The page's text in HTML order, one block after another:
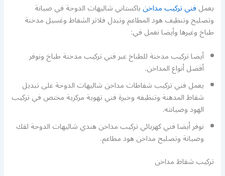
يعملفني تركيب مداخنباكستاني شاليهات الدوحة في صيانة
وتصليح وتنظيف هود المطاعم وتبدل فلاتر الشفاط وغسيل مدخنة
طباخ وغيرها وأيضا نعمل في:
أيضا تركيب مدخنة للطباخ عبر فني تركيب مدخنة طباخ ونوفر
أفضل أنواع المداخن.
يعمل فني تركيب شفاطات مداخن شاليهات الدوحة على تبديل
شفاط المدهنة وتنظيفه وخبرة فني تهوية مركزية مختص في تركيب
الهود وصيانته.
نوفر أيضا فني كهربائي تركيب مداخن هندي شاليهات الدوحة لفك
وصيانة وتصليح مداخن هود مطاعم.
تركيب شفاط مداخن